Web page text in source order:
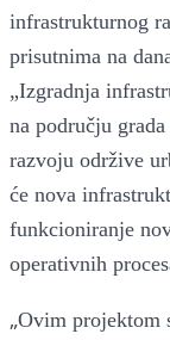
infrastrukturnog
prisutnima na
„Izgradnja
na području
razvoju održive
će nova
funkcioniranje
operativnih
„Ovim projektom